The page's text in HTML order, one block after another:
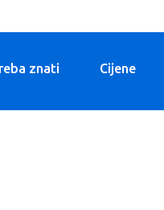
znati Cijene